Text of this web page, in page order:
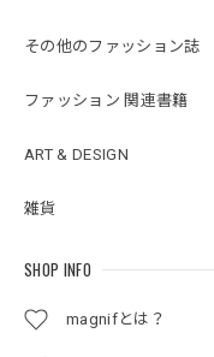
その他のファッション誌
ファッション 関連書籍
ART & DESIGN
雑貨
SHOP INFO
magnifとは？